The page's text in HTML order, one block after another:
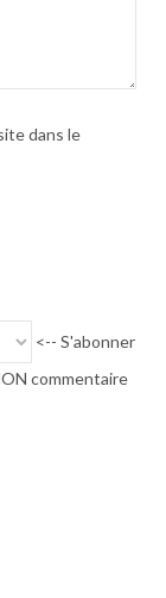
dans le
<-- S'abonner
commentaire